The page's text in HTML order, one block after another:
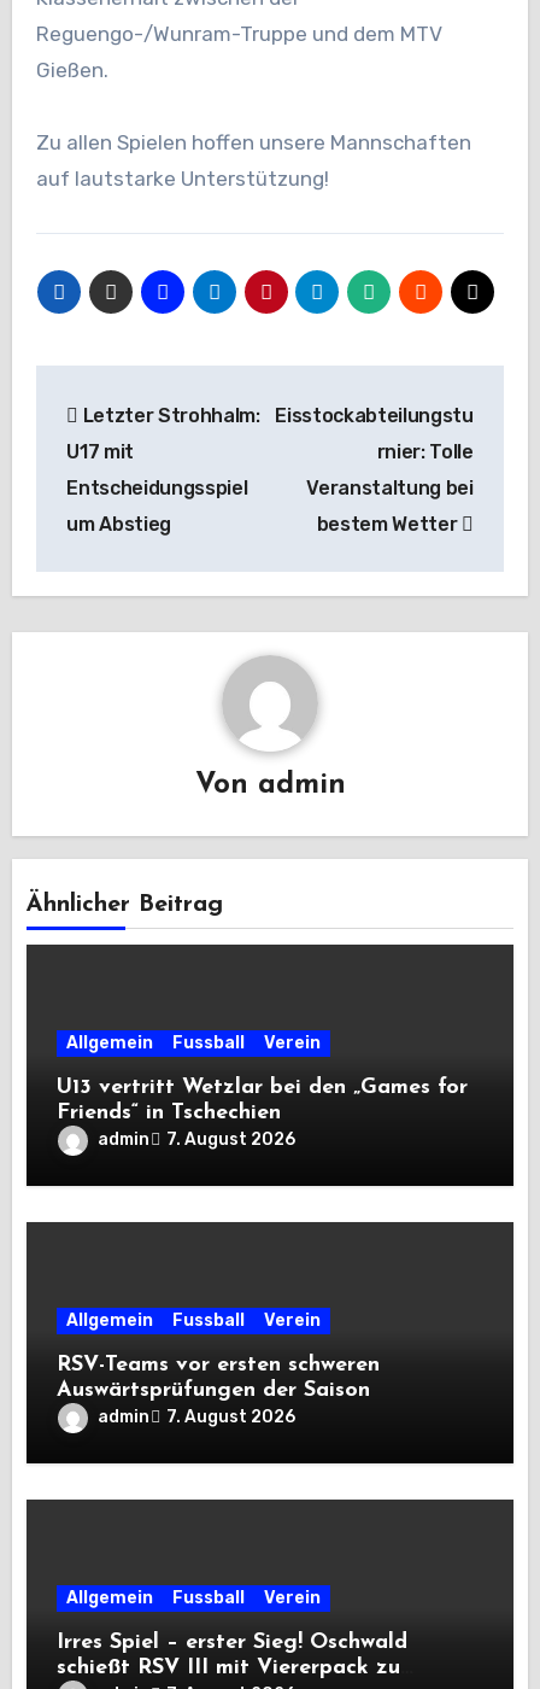
Reguengo-/Wunram-Truppe und dem MTV
Gießen.
Zu allen Spielen hoffen unsere Mannschaften
auf lautstarke Unterstützung!
Letzter Strohhalm:
U17 mit
Entscheidungsspiel
um Abstieg
Eisstockabteilungstu
rnier: Tolle
Veranstaltung bei
bestem Wetter
Von admin
Ähnlicher Beitrag
Allgemein Fussball Verein
U13 vertritt Wetzlar bei den „Games for
Friends“ in Tschechien
admin 7. August 2026
Allgemein Fussball Verein
RSV-Teams vor ersten schweren
Auswärtsprüfungen der Saison
admin 7. August 2026
Allgemein Fussball Verein
Irres Spiel – erster Sieg! Oschwald
schießt RSV III mit Viererpack zu